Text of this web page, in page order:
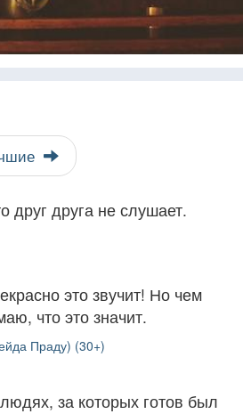
друг друга не слушает.
это звучит! Но чем
что это значит.
Праду) (30+)
за которых готов был